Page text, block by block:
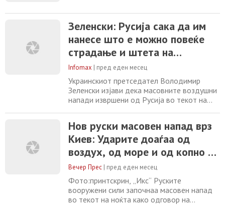
Зеленски: Русија сака да им
нанесе што е можно повеќе
страдање и штета на
Украинците
Infomax | пред еден месец
Украинскиот претседател Володимир
Зеленски изјави дека масовните воздушни
напади извршени од Русија во текот на
инфраструктура во Украина, со цел да се
предизвика што е можно поголемо
страдање и штета. Доцна синоќа, Зеленски
на социјалните мрежи објави дека Русија
истрелала 68 ракети,
Нов руски масовен напад врз
Киев: Ударите доаѓаа од
воздух, од море и од копно –
лансирани биле 351
беспилотни летала и 68
ракети
Вечер Прес | пред еден месец
Фото:принтскрин, „Икс“ Руските
вооружени сили започнаа масовен напад
во текот на ноќта како одговор на